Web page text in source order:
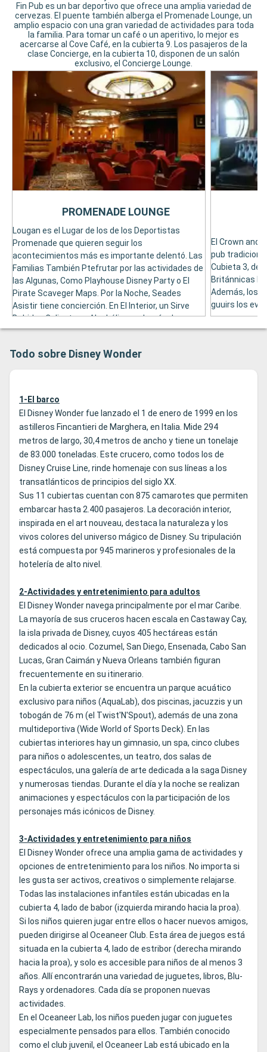
Fin Pub es un bar deportivo que ofrece una amplia variedad de
cervezas. El puente también alberga el Promenade Lounge, un
amplio espacio con una gran variedad de actividades para toda
la familia. Para tomar un café o un aperitivo, lo mejor es
acercarse al Cove Café, en la cubierta 9. Los pasajeros de la
clase Concierge, en la cubierta 10, disponen de un salón
exclusivo, el Concierge Lounge.
Lougan es el Lugar de los de los Deportistas
Promenade que quieren seguir los
acontecimientos más es importante delentó. Las
Familias También Ptefrutar por las actividades de
las Algunas, Como Playhouse Disney Party o El
Pirate Scaveger Maps. Por la Noche, Seades
Asistir tiene concierción. En El Interior, un Sirve
Bebidas Calientes y Alcohólicas además de
Bocadillos.
PROMENADE LOUNGE
El Crown and
pub
Cubieta 3, de
Británnicas
Además, los
guuirs los
Todo sobre Disney Wonder
1-El barco
El Disney Wonder fue lanzado el 1 de enero de 1999 en los
astilleros Fincantieri de Marghera, en Italia. Mide 294
metros de largo, 30,4 metros de ancho y tiene un tonelaje
de 83.000 toneladas. Este crucero, como todos los de
Disney Cruise Line, rinde homenaje con sus líneas a los
transatlánticos de principios del siglo XX.
Sus 11 cubiertas cuentan con 875 camarotes que permiten
embarcar hasta 2.400 pasajeros. La decoración interior,
inspirada en el art nouveau, destaca la naturaleza y los
vivos colores del universo mágico de Disney. Su tripulación
está compuesta por 945 marineros y profesionales de la
hotelería de alto nivel.
2-Actividades y entretenimiento para adultos
El Disney Wonder navega principalmente por el mar Caribe.
La mayoría de sus cruceros hacen escala en Castaway Cay,
la isla privada de Disney, cuyos 405 hectáreas están
dedicados al ocio. Cozumel, San Diego, Ensenada, Cabo San
Lucas, Gran Caimán y Nueva Orleans también figuran
frecuentemente en su itinerario.
En la cubierta exterior se encuentra un parque acuático
exclusivo para niños (AquaLab), dos piscinas, jacuzzis y un
tobogán de 76 m (el Twist'N'Spout), además de una zona
multideportiva (Wide World of Sports Deck). En las
cubiertas interiores hay un gimnasio, un spa, cinco clubes
para niños o adolescentes, un teatro, dos salas de
espectáculos, una galería de arte dedicada a la saga Disney
y numerosas tiendas. Durante el día y la noche se realizan
animaciones y espectáculos con la participación de los
personajes más icónicos de Disney.
3-Actividades y entretenimiento para niños
El Disney Wonder ofrece una amplia gama de actividades y
opciones de entretenimiento para los niños. No importa si
les gusta ser activos, creativos o simplemente relajarse.
Todas las instalaciones infantiles están ubicadas en la
cubierta 4, lado de babor (izquierda mirando hacia la proa).
Si los niños quieren jugar entre ellos o hacer nuevos amigos,
pueden dirigirse al Oceaneer Club. Esta área de juegos está
situada en la cubierta 4, lado de estribor (derecha mirando
hacia la proa), y solo es accesible para niños de al menos 3
años. Allí encontrarán una variedad de juguetes, libros, Blu-
Rays y ordenadores. Cada día se proponen nuevas
actividades.
En el Oceaneer Lab, los niños pueden jugar con juguetes
especialmente pensados para ellos. También conocido
como el club juvenil, el Oceaneer Lab está ubicado en la